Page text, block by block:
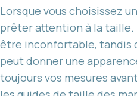
Lorsque vous choisissez
prêter attention à la
être inconfortable, tandis
peut donner une
toujours vos mesures